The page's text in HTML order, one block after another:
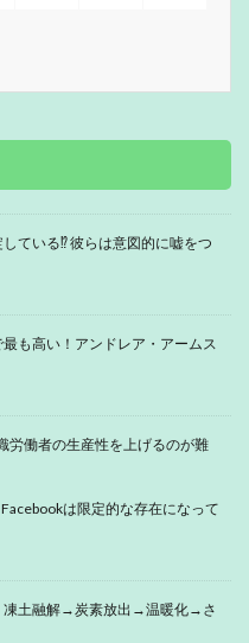
ている⁉ 彼らは意図的に嘘をつ
も高い！アンドレア・アームス
労働者の生産性を上げるのが難
は限定的な存在になって
凍土融解→炭素放出→温暖化→さ